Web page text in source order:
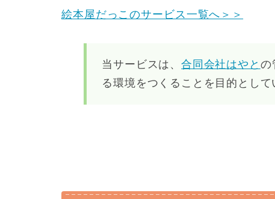
絵本屋だっこのサービス一覧へ＞＞
当サービスは、合同会社はやと の
る環境をつくることを目的として